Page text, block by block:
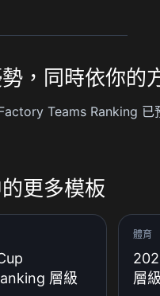
，同時依你的
Teams Ranking 已
更多模板
層級
體育
層